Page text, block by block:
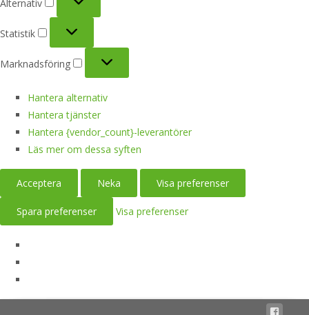
Alternativ
Statistik
Marknadsföring
Hantera alternativ
Hantera tjänster
Hantera {vendor_count}-leverantörer
Läs mer om dessa syften
Acceptera Neka Visa preferenser
Spara preferenser Visa preferenser